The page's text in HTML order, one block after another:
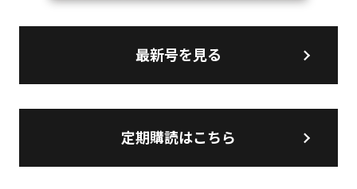
最新号を見る
定期購読はこちら